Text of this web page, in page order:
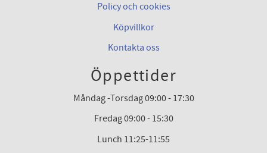
Policy och cookies
Köpvillkor
Kontakta oss
Öppettider
Måndag -Torsdag 09:00 - 17:30
Fredag 09:00 - 15:30
Lunch 11:25-11:55